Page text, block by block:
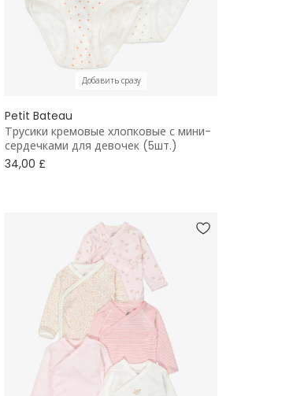
Добавить сразу
Petit Bateau
Трусики кремовые хлопковые с мини-
сердечками для девочек (5шт.)
34,00 £